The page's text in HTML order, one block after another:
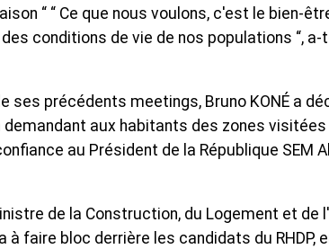
“ “ Ce que nous voulons, c'est le bien-
conditions de vie de nos populations “, a-
ses précédents meetings, Bruno KONÉ a
demandant aux habitants des zones
au Président de la République SEM
de la Construction, du Logement et
à faire bloc derrière les candidats du RHDP,